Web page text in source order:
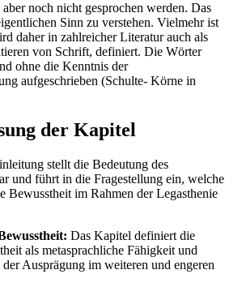
noch nicht gesprochen werden. Das
Sinn zu verstehen. Vielmehr ist
daher in zahlreicher Literatur auch als
von Schrift, definiert. Die Wörter
ohne die Kenntnis der
aufgeschrieben (Schulte- Körne in
der Kapitel
stellt die Bedeutung des
und führt in die Fragestellung ein, welche
Bewusstheit im Rahmen der Legasthenie
Das Kapitel definiert die
als metasprachliche Fähigkeit und
Ausprägung im weiteren und engeren